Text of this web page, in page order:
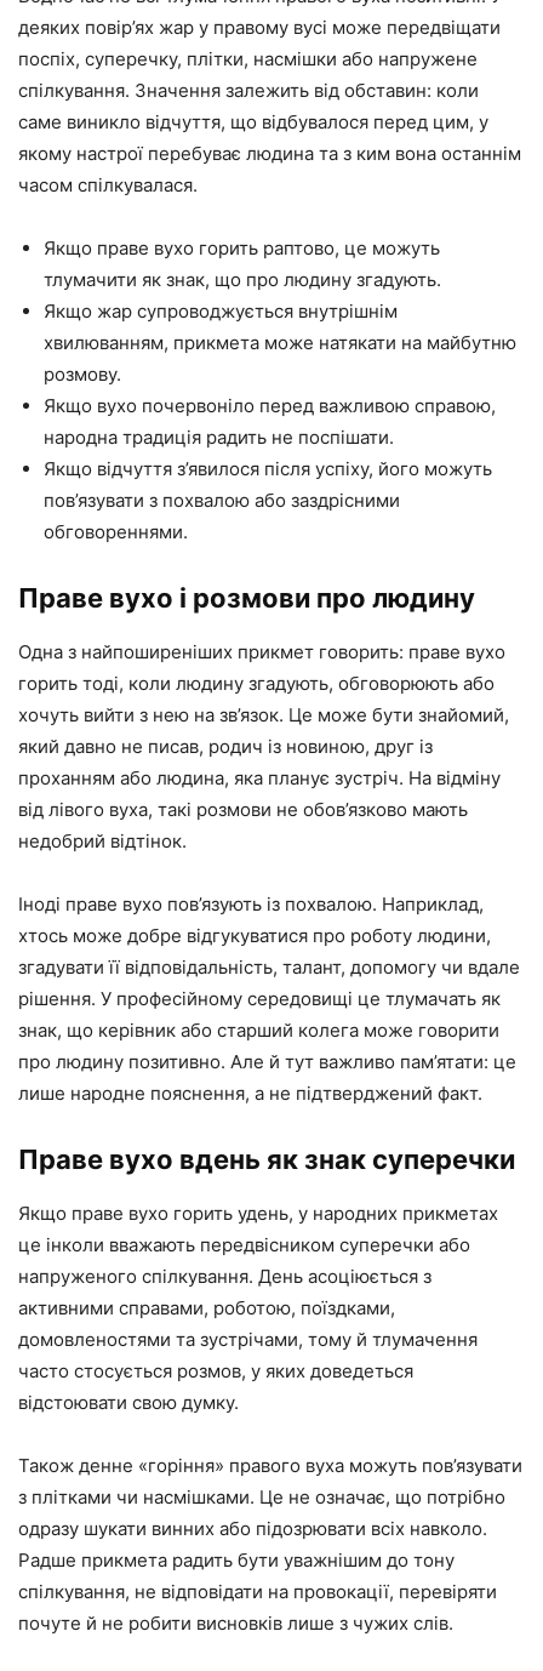
деяких повір’ях жар у правому вусі може передвіщати
поспіх, суперечку, плітки, насмішки або напружене
спілкування. Значення залежить від обставин: коли
саме виникло відчуття, що відбувалося перед цим, у
якому настрої перебуває людина та з ким вона останнім
часом спілкувалася.
Якщо праве вухо горить раптово, це можуть
тлумачити як знак, що про людину згадують.
Якщо жар супроводжується внутрішнім
хвилюванням, прикмета може натякати на майбутню
розмову.
Якщо вухо почервоніло перед важливою справою,
народна традиція радить не поспішати.
Якщо відчуття з’явилося після успіху, його можуть
пов’язувати з похвалою або заздрісними
обговореннями.
Праве вухо і розмови про людину
Одна з найпоширеніших прикмет говорить: праве вухо
горить тоді, коли людину згадують, обговорюють або
хочуть вийти з нею на зв’язок. Це може бути знайомий,
який давно не писав, родич із новиною, друг із
проханням або людина, яка планує зустріч. На відміну
від лівого вуха, такі розмови не обов’язково мають
недобрий відтінок.
Іноді праве вухо пов’язують із похвалою. Наприклад,
хтось може добре відгукуватися про роботу людини,
згадувати її відповідальність, талант, допомогу чи вдале
рішення. У професійному середовищі це тлумачать як
знак, що керівник або старший колега може говорити
про людину позитивно. Але й тут важливо пам’ятати: це
лише народне пояснення, а не підтверджений факт.
Праве вухо вдень як знак суперечки
Якщо праве вухо горить удень, у народних прикметах
це інколи вважають передвісником суперечки або
напруженого спілкування. День асоціюється з
активними справами, роботою, поїздками,
домовленостями та зустрічами, тому й тлумачення
часто стосується розмов, у яких доведеться
відстоювати свою думку.
Також денне «горіння» правого вуха можуть пов’язувати
з плітками чи насмішками. Це не означає, що потрібно
одразу шукати винних або підозрювати всіх навколо.
Радше прикмета радить бути уважнішим до тону
спілкування, не відповідати на провокації, перевіряти
почуте й не робити висновків лише з чужих слів.